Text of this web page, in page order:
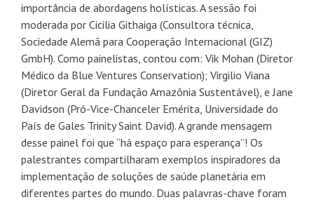
importância de abordagens holísticas. A sessão foi
moderada por Cicilia Githaiga (Consultora técnica,
Sociedade Alemã para Cooperação Internacional (GIZ)
GmbH). Como painelistas, contou com: Vik Mohan (Diretor
Médico da Blue Ventures Conservation); Virgilio Viana
(Diretor Geral da Fundação Amazônia Sustentável), e Jane
Davidson (Pró-Vice-Chanceler Emérita, Universidade do
País de Gales Trinity Saint David). A grande mensagem
desse painel foi que “há espaço para esperança”! Os
palestrantes compartilharam exemplos inspiradores da
implementação de soluções de saúde planetária em
diferentes partes do mundo. Duas palavras-chave foram